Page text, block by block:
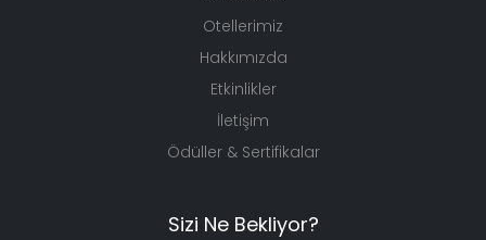
Otellerimiz
Hakkımızda
Etkinlikler
İletişim
Ödüller & Sertifikalar
Sizi Ne Bekliyor?